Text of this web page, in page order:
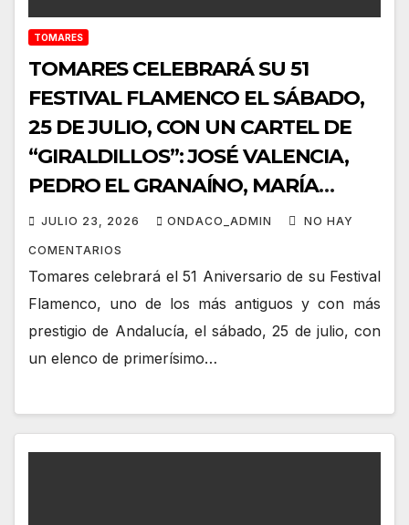
TOMARES
TOMARES CELEBRARÁ SU 51
FESTIVAL FLAMENCO EL SÁBADO,
25 DE JULIO, CON UN CARTEL DE
“GIRALDILLOS”: JOSÉ VALENCIA,
PEDRO EL GRANAÍNO, MARÍA
TERREMOTO, ANGELITA
MONTOYA, FERNANDO CORTÉS “EL
LELE” Y ÁGUEDA SAAVEDRA
JULIO 23, 2026 ONDACO_ADMIN NO HAY
COMENTARIOS
Tomares celebrará el 51 Aniversario de su Festival
Flamenco, uno de los más antiguos y con más
prestigio de Andalucía, el sábado, 25 de julio, con
un elenco de primerísimo…